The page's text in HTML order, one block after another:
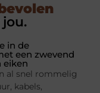
in de
een zwevend
eiken
al snel rommelig
kabels,